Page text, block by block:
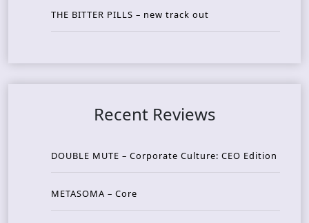
THE BITTER PILLS – new track out
Recent Reviews
DOUBLE MUTE – Corporate Culture: CEO Edition
METASOMA – Core